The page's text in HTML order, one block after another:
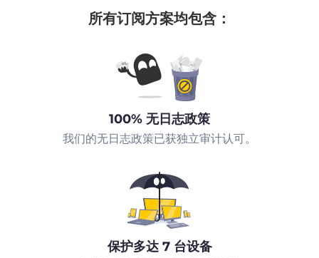
所有订阅方案均包含：
100% 无日志政策
我们的无日志政策已获独立审计认可。
保护多达 7 台设备